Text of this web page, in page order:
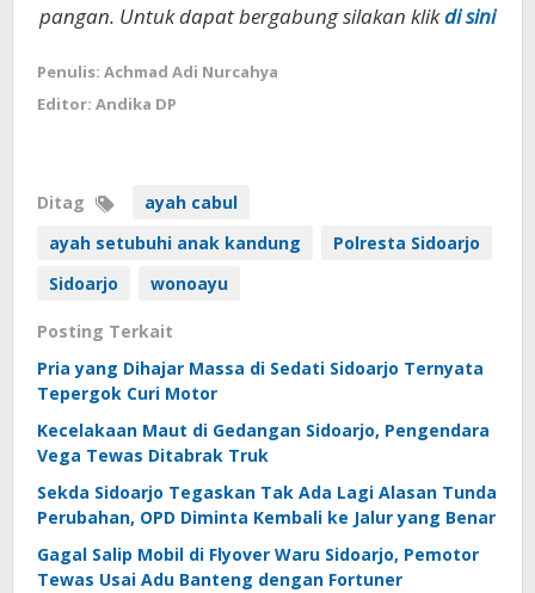
pangan. Untuk dapat bergabung silakan klikdi sini
Penulis: Achmad Adi Nurcahya
Editor: Andika DP
Ditag
ayah cabul
ayah setubuhi anak kandung
Polresta Sidoarjo
Sidoarjo
wonoayu
Posting Terkait
Pria yang Dihajar Massa di Sedati Sidoarjo Ternyata
Tepergok Curi Motor
Kecelakaan Maut di Gedangan Sidoarjo, Pengendara
Vega Tewas Ditabrak Truk
Sekda Sidoarjo Tegaskan Tak Ada Lagi Alasan Tunda
Perubahan, OPD Diminta Kembali ke Jalur yang Benar
Gagal Salip Mobil di Flyover Waru Sidoarjo, Pemotor
Tewas Usai Adu Banteng dengan Fortuner